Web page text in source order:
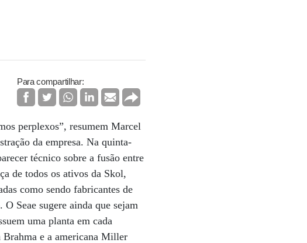
Para compartilhar:
perplexos”, resumem Marcel
da empresa. Na quinta-
técnico sobre a fusão entre
de todos os ativos da Skol,
como sendo fabricantes de
Seae sugere ainda que sejam
uma planta em cada
Brahma e a americana Miller